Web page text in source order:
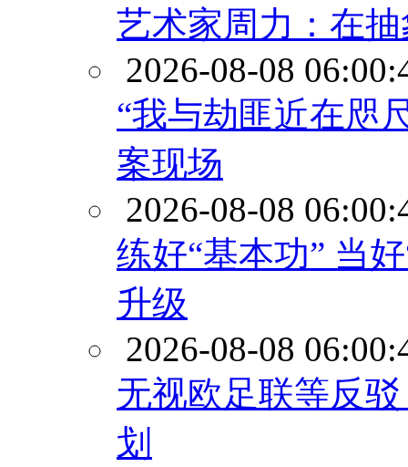
艺术家周力：在
2026-08-08
“我与劫匪近在咫
案现场
2026-08-08
练好“基本功” 当
升级
2026-08-08
无视欧足联等反
划